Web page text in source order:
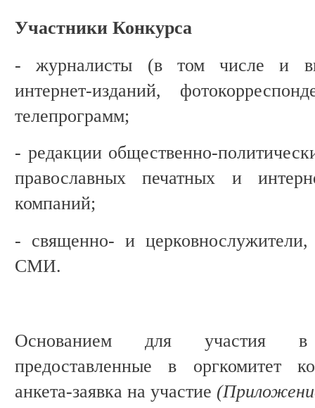
Участники Конкурса
- журналисты (в том числе и
интернет-изданий,
телепрограмм;
- редакции общественно-
православных печатных и
компаний;
- священно- и
СМИ.
Основанием для участия в
предоставленные в оргкомитет
анкета-заявка на участие